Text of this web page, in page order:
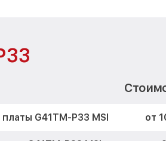
G41TM-P33 MSI от